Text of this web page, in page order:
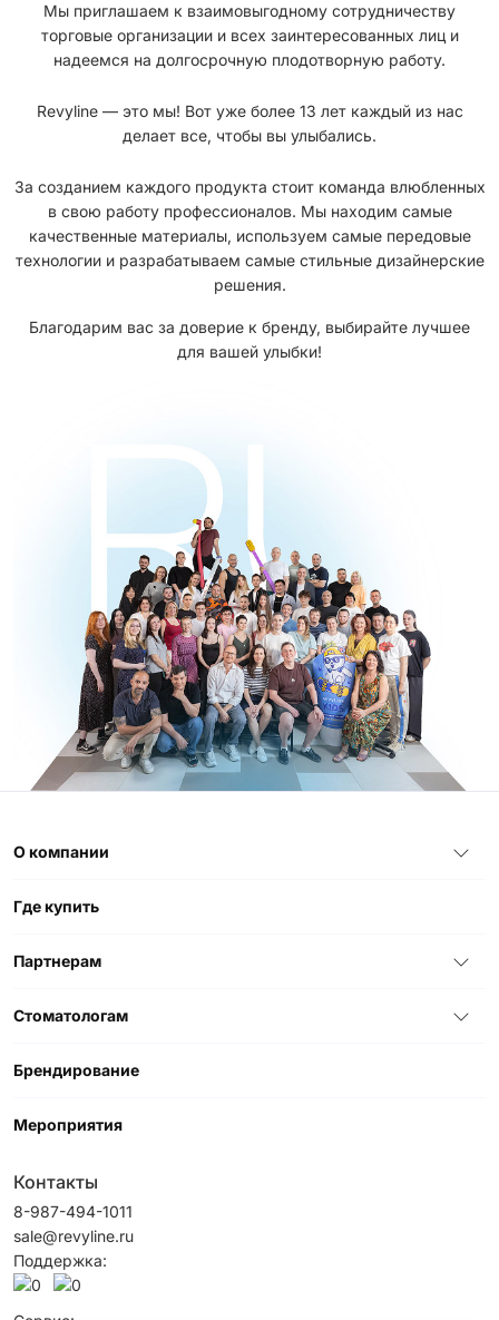
Мы приглашаем к взаимовыгодному сотрудничеству
торговые организации и всех заинтересованных лиц и
надеемся на долгосрочную плодотворную работу.
Revyline — это мы! Вот уже более 13 лет каждый из нас
делает все, чтобы вы улыбались.
За созданием каждого продукта стоит команда влюбленных
в свою работу профессионалов. Мы находим самые
качественные материалы, используем самые передовые
технологии и разрабатываем самые стильные дизайнерские
решения.
Благодарим вас за доверие к бренду, выбирайте лучшее
для вашей улыбки!
О компании
Где купить
Партнерам
Стоматологам
Брендирование
Мероприятия
Контакты
8-987-494-1011
sale@revyline.ru
Поддержка: